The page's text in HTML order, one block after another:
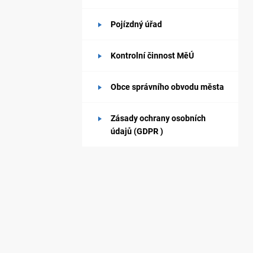
Pojízdný úřad
Kontrolní činnost MěÚ
Obce správního obvodu města
Zásady ochrany osobních
údajů (GDPR )